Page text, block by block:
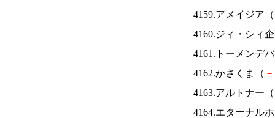
4159.アメイジア（
4160.ジィ・シィ
4161.トーメンデ
4162.かさくま（ －
4163.アルトナー（
4164.エターナル